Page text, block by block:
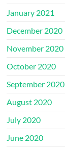
January 2021
December 2020
November 2020
October 2020
September 2020
August 2020
July 2020
June 2020